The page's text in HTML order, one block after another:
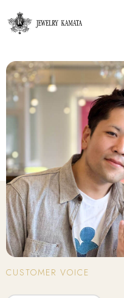
CUSTOMER VOICE